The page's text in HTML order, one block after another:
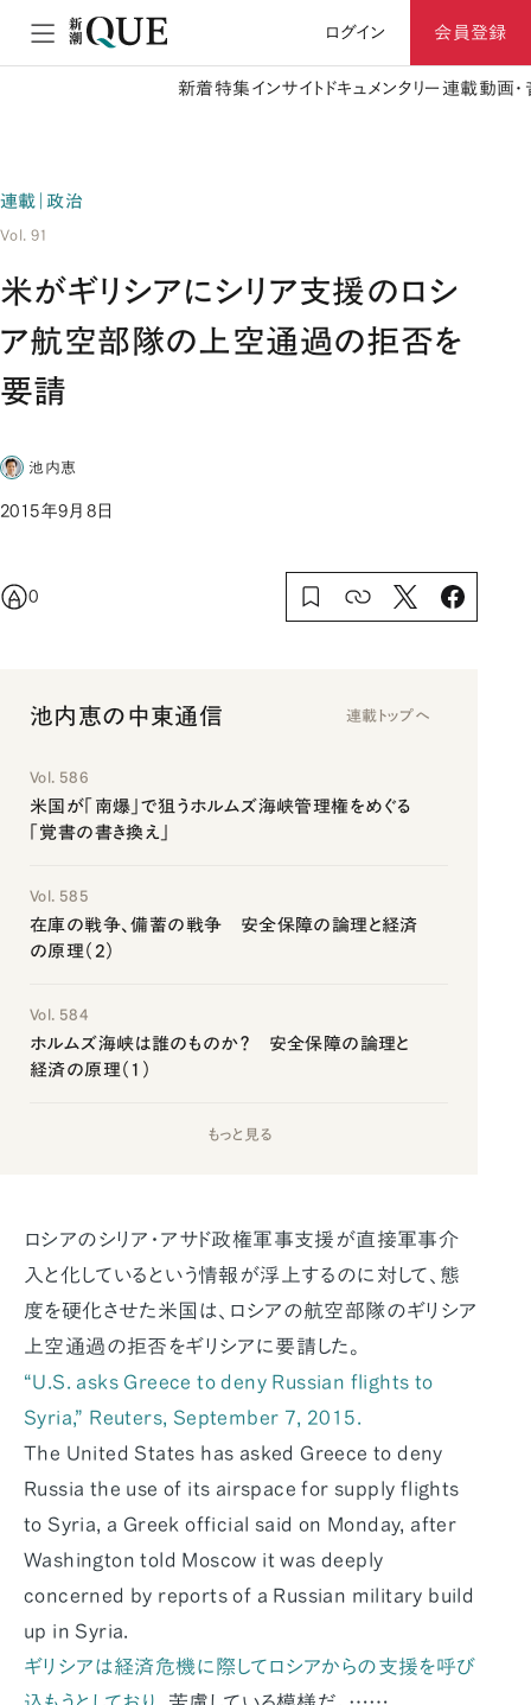
ログイン 会員登録
新着特集 インサイト ドキュメンタリー 連載動画
連載｜政治
Vol. 91
米がギリシアにシリア支援のロシ
ア航空部隊の上空通過の拒否を
要請
池内恵
2015年9月8日
0
池内恵の中東通信 連載トップへ
Vol. 586
米国が「南爆」で狙うホルムズ海峡管理権をめぐる
「覚書の書き換え」
Vol. 585
在庫の戦争、備蓄の戦争 安全保障の論理と経済
の原理（2）
Vol. 584
ホルムズ海峡は誰のものか？ 安全保障の論理と
経済の原理（1）
もっと見る
ロシアのシリア・アサド政権軍事支援が直接軍事介
入と化しているという情報が浮上するのに対して、態
度を硬化させた米国は、ロシアの航空部隊のギリシア
上空通過の拒否をギリシアに要請した。
“U.S. asks Greece to deny Russian flights to
Syria,” Reuters, September 7, 2015.
The United States has asked Greece to deny
Russia the use of its airspace for supply flights
to Syria, a Greek official said on Monday, after
Washington told Moscow it was deeply
concerned by reports of a Russian military build
up in Syria.
ギリシアは経済危機に際してロシアからの支援を呼び